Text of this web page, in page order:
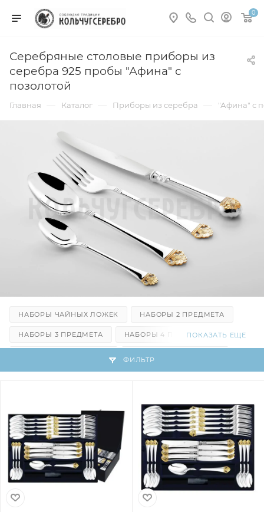
0
Серебряные столовые приборы из
серебра 925 пробы "Афина" с
позолотой
Главная — Каталог — Приборы из серебра — "Афина" с
НАБОРЫ ЧАЙНЫХ ЛОЖЕК НАБОРЫ 2 ПРЕДМЕТА
НАБОРЫ 3 ПРЕДМЕТА НАБОРЫ 4 ПРЕДМЕТА
НАБОРЫ 48 ПРЕДМЕТОВ ЛОЖКИ СТОЛОВЫЕ
НОЖИ СТОЛОВЫЕ
ПОКАЗАТЬ ЕЩЕ
ФИЛЬТР